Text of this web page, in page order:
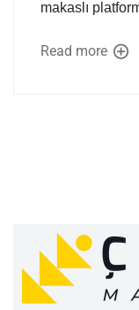
makaslı
Read more